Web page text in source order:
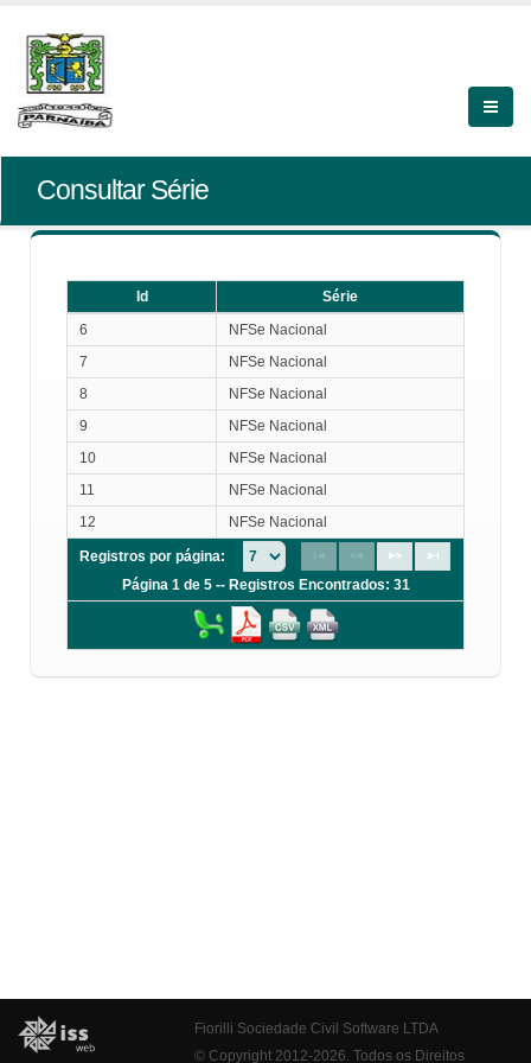
Consultar Série
Id
Série
Série
6
NFSe Nacional
7
NFSe Nacional
8
NFSe Nacional
9
NFSe Nacional
10
NFSe Nacional
11
NFSe Nacional
12
NFSe Nacional
Registros por página:
Página 1 de 5 -- Registros Encontrados: 31
Fiorilli Sociedade Civil Software LTDA
© Copyright 2012-2026. Todos os Direitos